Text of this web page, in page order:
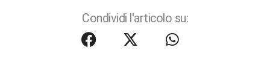
Condividi l'articolo su: